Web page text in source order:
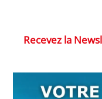
Recevez la